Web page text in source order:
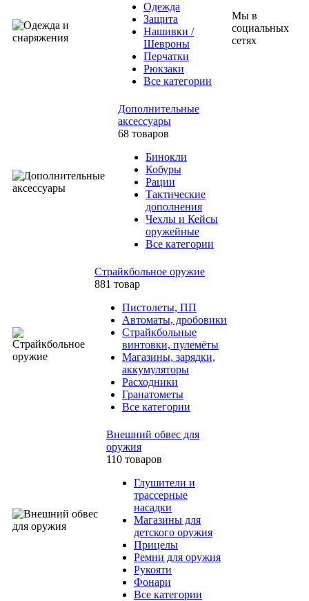
Одежда
Защита
Нашивки /
Шевроны
Перчатки
Рюкзаки
Все категории
Дополнительные
аксессуары
68 товаров
Бинокли
Кобуры
Рации
Тактические
дополнения
Чехлы и Кейсы
оружейные
Все категории
Страйкбольное оружие
881 товар
Пистолеты, ПП
Автоматы, дробовики
Страйкбольные
винтовки, пулемёты
Магазины, зарядки,
аккумуляторы
Расходники
Гранатометы
Все категории
Внешний обвес для
оружия
110 товаров
Глушители и
трассерные
насадки
Магазины для
детского оружия
Прицелы
Ремни для оружия
Рукояти
Фонари
Все категории
Мы в
социальных
сетях